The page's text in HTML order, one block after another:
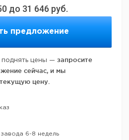
до 31 646 руб.
предложение
поднять цены — запросите
сейчас, и мы
цену.
6-8 недель